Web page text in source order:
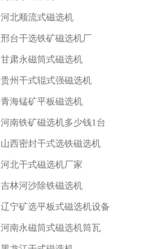
河北顺流式磁选机
邢台干选铁矿磁选机厂
甘肃永磁筒式磁选机
贵州干式辊式强磁选机
青海锰矿平板磁选机
河南铁矿磁选机多少钱1台
山西密封干式选铁磁选机
河北干式磁选机厂家
吉林河沙除铁磁选机
辽宁矿选平板式磁选机设备
河南永磁筒式磁选机筒瓦